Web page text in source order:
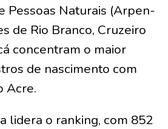
Pessoas Naturais (Arpen-
de Rio Branco, Cruzeiro
concentram o maior
de nascimento com
Acre.
lidera o ranking, com 852